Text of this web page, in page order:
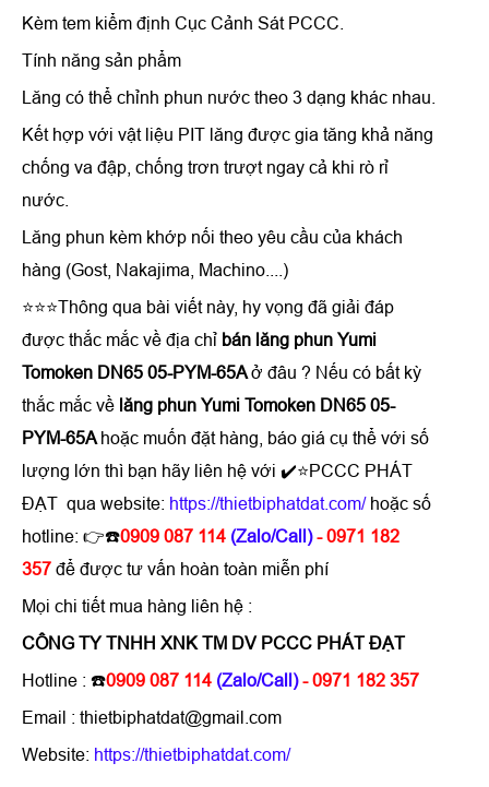
Kèm tem kiểm định Cục Cảnh Sát PCCC.
Tính năng sản phẩm
Lăng có thể chỉnh phun nước theo 3 dạng khác nhau.
Kết hợp với vật liệu PIT lăng được gia tăng khả năng
chống va đập, chống trơn trượt ngay cả khi rò rỉ
nước.
Lăng phun kèm khớp nối theo yêu cầu của khách
hàng (Gost, Nakajima, Machino....)
⭐⭐⭐Thông qua bài viết này, hy vọng đã giải đáp
được thắc mắc về địa chỉ bán lăng phun Yumi
Tomoken DN65 05-PYM-65A ở đâu ? Nếu có bất kỳ
thắc mắc về lăng phun Yumi Tomoken DN65 05-
PYM-65A hoặc muốn đặt hàng, báo giá cụ thể với số
lượng lớn thì bạn hãy liên hệ với ✔️⭐PCCC PHÁT
ĐẠT qua website: https://thietbiphatdat.com/hoặc số
hotline: 👉☎️0909 087 114 (Zalo/Call) - 0971 182
357 để được tư vấn hoàn toàn miễn phí
Mọi chi tiết mua hàng liên hệ :
CÔNG TY TNHH XNK TM DV PCCC PHÁT ĐẠT
Hotline : ☎️0909 087 114 (Zalo/Call) - 0971 182 357
Email : thietbiphatdat@gmail.com
Website: https://thietbiphatdat.com/